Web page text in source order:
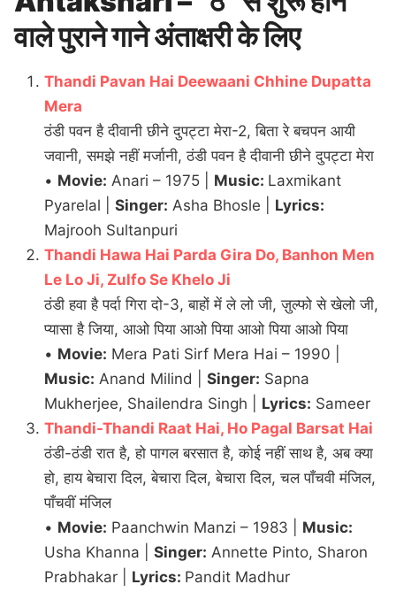
वाले पुराने गाने अंताक्षरी के लिए
Thandi Pavan Hai Deewaani Chhine Dupatta
Mera
ठंडी पवन है दीवानी छीने दुपट्टा मेरा-2, बिता रे बचपन आयी
जवानी, समझे नहीं मर्जानी, ठंडी पवन है दीवानी छीने दुपट्टा मेरा
• Movie: Anari – 1975 | Music: Laxmikant
Pyarelal | Singer: Asha Bhosle | Lyrics:
Majrooh Sultanpuri
Thandi Hawa Hai Parda Gira Do, Banhon Men
Le Lo Ji, Zulfo Se Khelo Ji
ठंडी हवा है पर्दा गिरा दो-3, बाहों में ले लो जी, ज़ुल्फो से खेलो जी,
प्यासा है जिया, आओ पिया आओ पिया आओ पिया आओ पिया
• Movie: Mera Pati Sirf Mera Hai – 1990 |
Music: Anand Milind | Singer: Sapna
Mukherjee, Shailendra Singh | Lyrics: Sameer
Thandi-Thandi Raat Hai, Ho Pagal Barsat Hai
ठंडी-ठंडी रात है, हो पागल बरसात है, कोई नहीं साथ है, अब क्या
हो, हाय बेचारा दिल, बेचारा दिल, बेचारा दिल, चल पाँचवी मंजिल,
पाँचवीं मंजिल
• Movie: Paanchwin Manzi – 1983 | Music:
Usha Khanna | Singer: Annette Pinto, Sharon
Prabhakar | Lyrics: Pandit Madhur